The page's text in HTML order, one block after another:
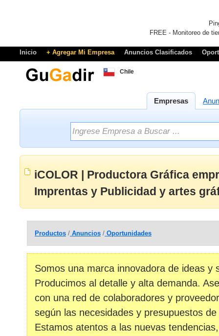
FREE - Monitoreo de
Inicio + Agregar Mi Empresa Anuncios Clasificados
Chile
Empresas
iCOLOR | Productora Gráfica
Imprentas y Publicidad y artes
Productos / Anuncios / Oportunidades
Somos una marca innovadora de ideas y
Producimos al detalle y alta demanda.
con una red de colaboradores y
según las necesidades y presupuestos
Estamos atentos a las nuevas